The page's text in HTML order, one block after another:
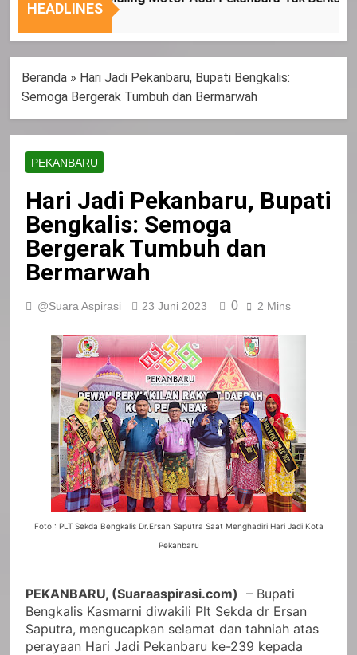
Nasional
Tepat
HEADLINES
Beranda » Hari Jadi Pekanbaru, Bupati Bengkalis:
Semoga Bergerak Tumbuh dan Bermarwah
PEKANBARU
Hari Jadi Pekanbaru, Bupati
Bengkalis: Semoga
Bergerak Tumbuh dan
Bermarwah
@Suara Aspirasi 23 Juni 2023 0 2 Mins
Foto : PLT Sekda Bengkalis Dr.Ersan Saputra Saat Menghadiri Hari Jadi Kota
Pekanbaru
PEKANBARU, (Suaraaspirasi.com) – Bupati
Bengkalis Kasmarni diwakili Plt Sekda dr Ersan
Saputra, mengucapkan selamat dan tahniah atas
perayaan Hari Jadi Pekanbaru ke-239 kepada